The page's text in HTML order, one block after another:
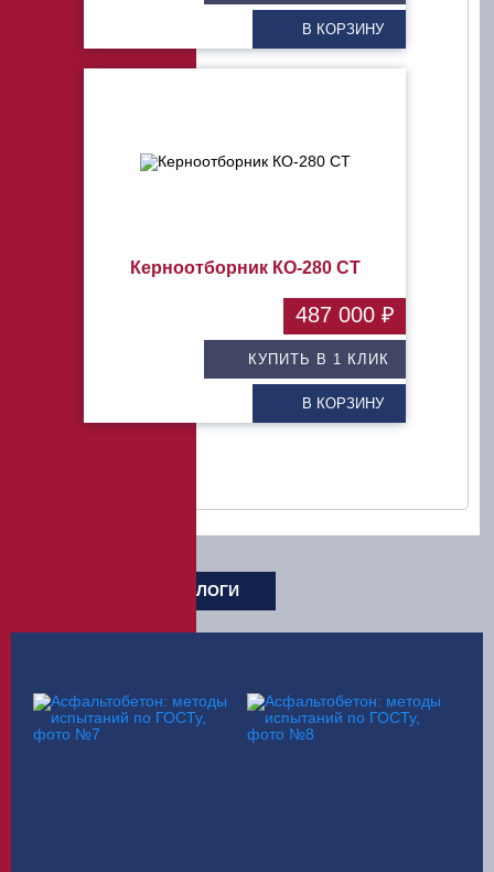
БРОШЮРЫ И КАТАЛОГИ
В КОРЗИНУ
Керноотборник КО-280 СТ
КУПИТЬ В 1 КЛИК
В КОРЗИНУ
487 000 ₽